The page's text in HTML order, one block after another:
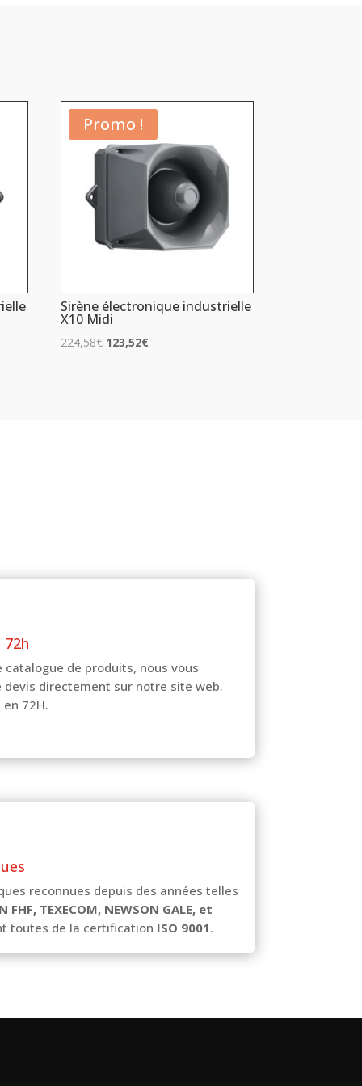
Promo !
Sirène électronique industrielle
X10 Midi
224,58€ Le
123,52€
de produits, nous vous
directement sur notre site web.
72H.
reconnues depuis des années telles
FHF, TEXECOM, NEWSON GALE, et
toutes de la certification ISO 9001.